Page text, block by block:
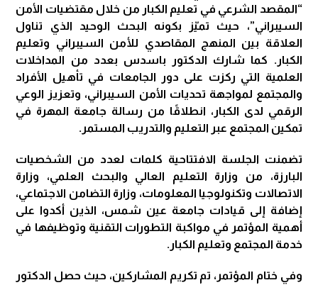
“المقصد الشرعي في تعليم الكبار من خلال مقتضيات الأمن
السيبراني”، حيث تميّز بكونه البحث الوحيد الذي تناول
العلاقة بين المنهج المقاصدي للأمن السيبراني وتعليم
الكبار. كما شارك الدكتور باسدس بعدد من المداخلات
العلمية التي ركزت على دور الجامعات في تأهيل الأفراد
والمجتمع لمواجهة تحديات الأمن السيبراني، وتعزيز الوعي
الرقمي لدى الكبار، انطلاقًا من رسالة جامعة المهرة في
تمكين المجتمع عبر التعليم والتدريب المستمر.
تضمنت الجلسة الافتتاحية كلمات لعدد من الشخصيات
البارزة، من وزارة التعليم العالي والبحث العلمي، وزارة
الاتصالات وتكنولوجيا المعلومات، وزارة التضامن الاجتماعي،
إضافة إلى قيادات جامعة عين شمس، الذين أكدوا على
أهمية المؤتمر في مواكبة التطورات التقنية وتوظيفها في
خدمة المجتمع وتعليم الكبار.
وفي ختام المؤتمر، تم تكريم المشاركين، حيث حصل الدكتور